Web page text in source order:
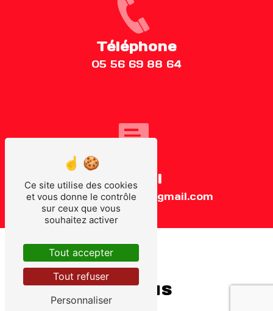
Téléphone
05 56 69 88 64
E-mail
auto.ecole.fame@gmail.com
Contactez-nous
Ce site utilise des cookies
et vous donne le contrôle
sur ceux que vous
souhaitez activer
Tout accepter
Tout refuser
Personnaliser